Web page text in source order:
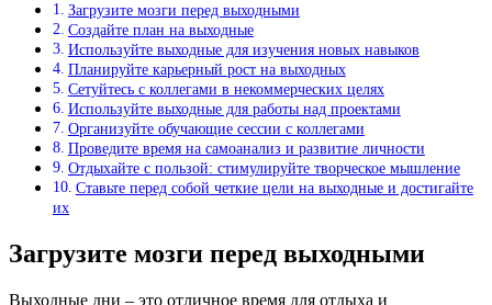
Загрузите мозги перед выходными
Создайте план на выходные
Используйте выходные для изучения новых навыков
Планируйте карьерный рост на выходных
Сетуйтесь с коллегами в некоммерческих целях
Используйте выходные для работы над проектами
Организуйте обучающие сессии с коллегами
Проведите время на самоанализ и развитие личности
Отдыхайте с пользой: стимулируйте творческое мышление
Ставьте перед собой четкие цели на выходные и достигайте
их
Загрузите мозги перед выходными
Выходные дни – это отличное время для отдыха и